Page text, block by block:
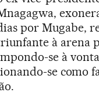
por Mugabe,
à arena
se à
se como